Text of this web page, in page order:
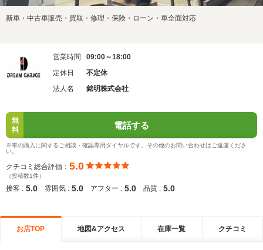
新車・中古車販売・買取・修理・保険・ローン・車全面対応
営業時間
09:00～18:00
定休日
不定休
法人名
銘明株式会社
無
料
電話する
※車の購入に関するご相談・確認専用ダイヤルです。その他のお問い合わせはご遠慮くださ
い。
クチコミ総合評価： 5.0
（投稿数1件）
接客 : 5.0 雰囲気 : 5.0 アフター : 5.0 品質 : 5.0
お店TOP 地図&アクセス 在庫一覧 クチコミ